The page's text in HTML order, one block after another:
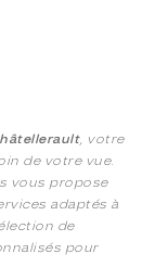
, votre
de votre vue.
vous propose
adaptés à
de
pour